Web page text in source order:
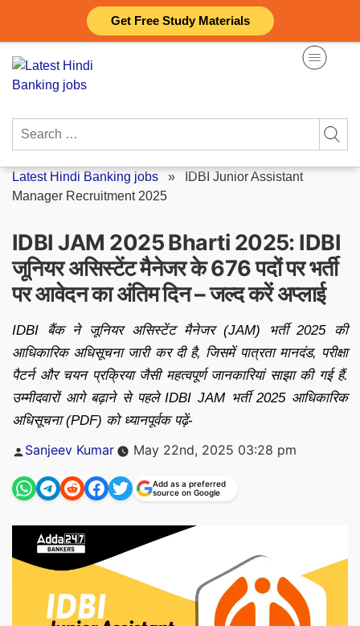
Get Free Study Materials
content
Search
Latest Hindi Banking jobs »
IDBI Junior Assistant
Manager Recruitment 2025
IDBI JAM 2025 Bharti 2025: IDBI
जूनियर असिस्टेंट मैनेजर के 676 पदों पर भर्ती
पर आवेदन का अंतिम दिन – जल्द करें अप्लाई
IDBI बैंक ने जूनियर असिस्टेंट मैनेजर (JAM) भर्ती 2025 की
आधिकारिक अधिसूचना जारी कर दी है, जिसमें पात्रता मानदंड, परीक्षा
पैटर्न और चयन प्रक्रिया जैसी महत्वपूर्ण जानकारियां साझा की गई हैं.
उम्मीदवारों आगे बढ़ाने से पहले IDBI JAM भर्ती 2025 आधिकारिक
अधिसूचना (PDF) को ध्यानपूर्वक पढ़ें-
Posted
Sanjeev Kumar May 22nd, 2025 03:28 pm
Add as a preferred
source on Google